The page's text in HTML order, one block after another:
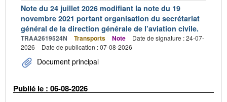
Note du 24 juillet 2026 modifiant la note du 19
novembre 2021 portant organisation du secrétariat
général de la direction générale de l’aviation civile.
TRAA2619524N Transports Note
Date de signature : 24-07-
2026
Date de publication : 07-08-2026
Document principal
Publié le : 06-08-2026